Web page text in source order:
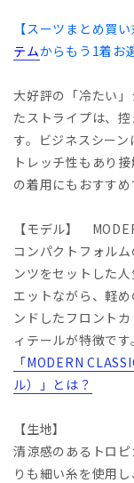
【スーツまとめ買い
テムからもう1着
大好評の「冷たい
たストライプは、
す。ビジネスシー
トレッチ性もあり
の着用にもおすすめ
【モデル】
コンパクトフォル
ンツをセットした
エットながら、軽
ンドしたフロント
ィテールが特徴です。
「MODERN
ル）」とは？
【生地】
清涼感のあるトロ
りも細い糸を使用